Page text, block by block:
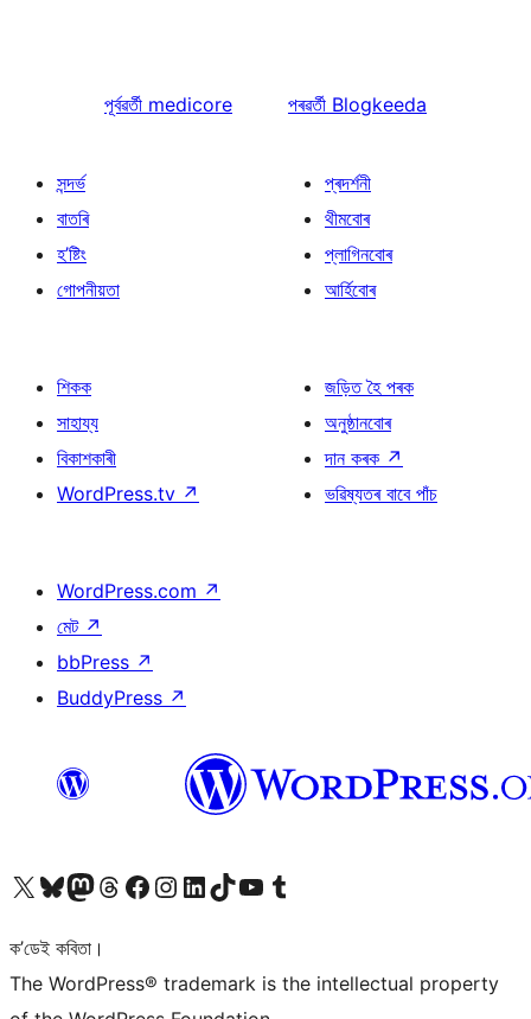
পূৰ্বৱৰ্তী medicore পৰৱৰ্তী Blogkeeda
সন্দৰ্ভ
বাতৰি
হ’ষ্টিং
গোপনীয়তা
প্ৰদৰ্শনী
থীমবোৰ
প্লাগিনবোৰ
আৰ্হিবোৰ
শিকক
সাহায্য
বিকাশকাৰী
WordPress.tv ↗
জড়িত হৈ পৰক
অনুষ্ঠানবোৰ
দান কৰক ↗
ভৱিষ্যতৰ বাবে পাঁচ
WordPress.com ↗
মেট ↗
bbPress ↗
BuddyPress ↗
আমাৰ X (আগৰ Twitter) একাউণ্টলৈ যাওকআমাৰ Bluesky একাউণ্টলৈ যাওকআমাৰ Mastodon একাউণ্টলৈ যাওকআমাৰ Threads একাউণ্টলৈ যাওকআমাৰ Facebook পৃষ্ঠালৈ যাওকআমাৰ Instagram একাউণ্টলৈ যাওকআমাৰ LinkedIn একাউণ্টলৈ যাওকআমাৰ TikTok একাউণ্টলৈ যাওকআমাৰ YouTube চেনেললৈ যাওকআমাৰ Tumblr একাউণ্টলৈ যাওক
ক’ডেই কবিতা।
The WordPress® trademark is the intellectual property